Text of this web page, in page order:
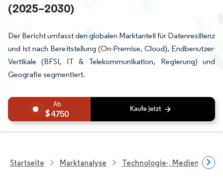
2025–2030)
Der Bericht umfasst den globalen Marktanteil für Datenresilienz
und ist nach Bereitstellung (On-Premise, Cloud), Endbenutzer-
Vertikale (BFSI, IT & Telekommunikation, Regierung) und
Geografie segmentiert.
4750
Startseite Marktanalyse Technologie-, Medien- Und